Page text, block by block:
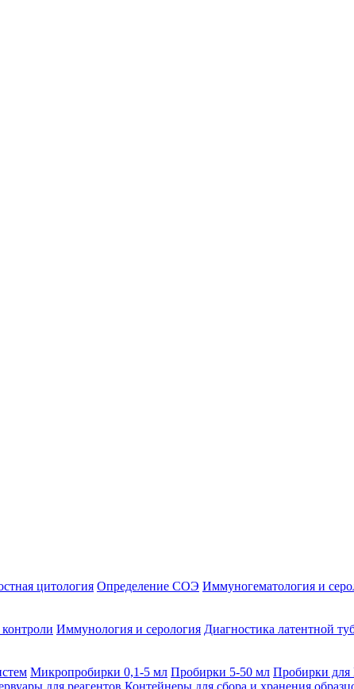
цитология Определение СОЭ Иммуногематология и
Иммунология и серология Диагностика латентной
Микропробирки 0,1-5 мл Пробирки 5-50 мл Пробирки для
для реагентов Контейнеры для сбора и хранения